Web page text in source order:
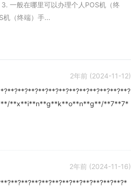
一般在哪里可以办理个人POS机（终
机（终端）手...
2年前 (2024-11-12)
**x**i**n**g**k**o**n**g**/**7**7*
2年前 (2024-11-16)